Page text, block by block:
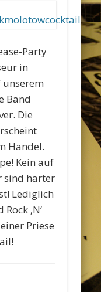
Party
in
Band
Die
Handel.
Kein auf
sind härter
Lediglich
‚N‘
Priese